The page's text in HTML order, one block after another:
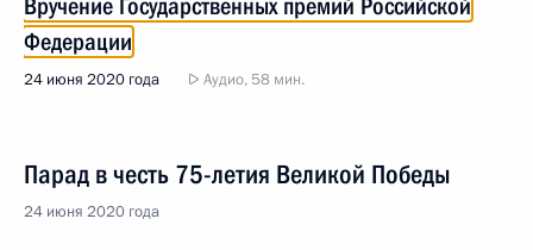
Вручение Государственных премий Российской
Федерации
24 июня 2020 года Аудио, 58 мин.
Парад в честь 75-летия Великой Победы
24 июня 2020 года